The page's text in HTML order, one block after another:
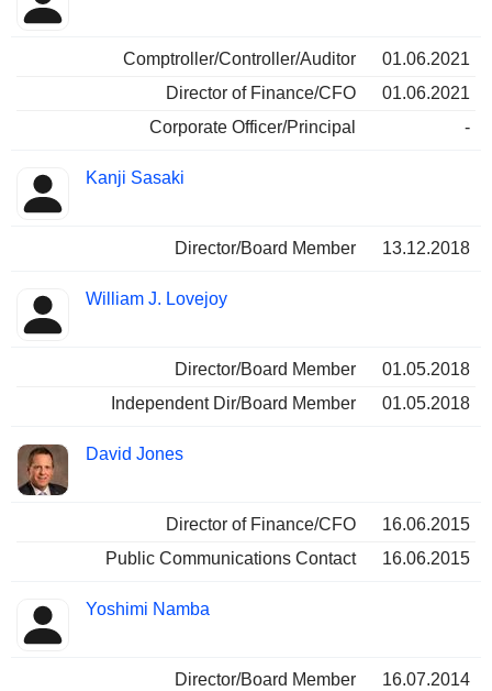
Comptroller/Controller/Auditor
01.06.2021
Director of Finance/CFO
01.06.2021
Corporate Officer/Principal
-
Kanji Sasaki
Director/Board Member 13.12.2018
William J. Lovejoy
Director/Board Member
01.05.2018
Independent Dir/Board Member
01.05.2018
David Jones
Director of Finance/CFO
16.06.2015
Public Communications Contact
16.06.2015
Yoshimi Namba
Director/Board Member
16.07.2014